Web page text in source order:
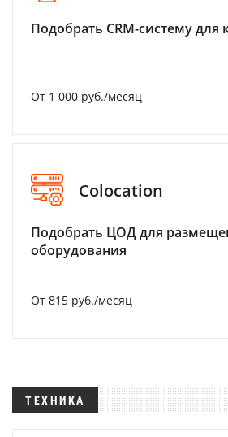
Подобрать CRM-систему для
От 1 000 руб./месяц
Colocation
Подобрать ЦОД для
оборудования
От 815 руб./месяц
ТЕХНИКА